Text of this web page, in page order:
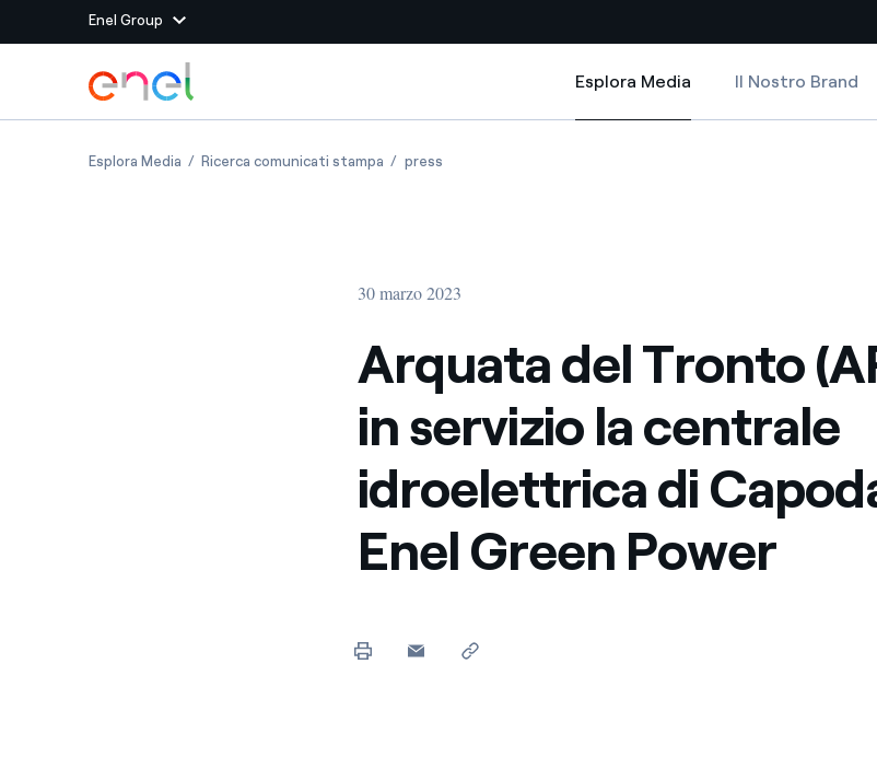
Enel Group
Siti del Gruppo
Enel Green Power Produciamo energia pulita da fonti rinnovabili
Massimizziamo la creazione di valore grazie al
rapporto con i nostri fornitori
energia pulita
Raccontiamo la storia dell'elettricità in Italia
Siti Paese
Colombia
Iberia
Messico
Nord America
Vai al contenuto principale
Esplora Media
Esplora Media
Il Nostro Brand
Esplora MediaArquata del Tronto (AP): torna in servizio la centrale idroelettrica di Capodacqua di Enel Green Power
Ricerca comunicati stampa Arquata del Tronto (AP): torna in servizio la centrale idroelettrica di
pressArquata del Tronto (AP): torna in servizio la centrale
30 marzo 2023
Arquata del Tronto
in servizio la centrale
idroelettrica di
Enel Green Power